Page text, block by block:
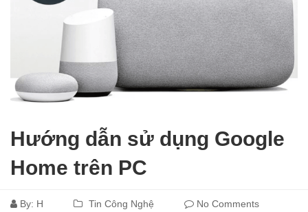
Hướng dẫn sử dụng Google
Home trên PC
By: H Tin Công Nghệ
No Comments